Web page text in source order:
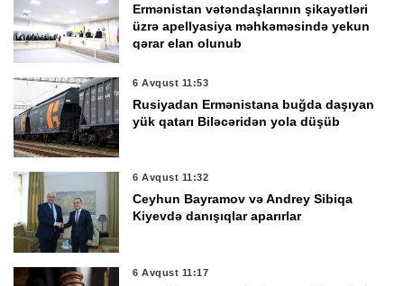
Ermənistan vətəndaşlarının şikayətləri
üzrə apellyasiya məhkəməsində yekun
qərar elan olunub
6 Avqust 11:53
Rusiyadan Ermənistana buğda daşıyan
yük qatarı Biləcəridən yola düşüb
6 Avqust 11:32
Ceyhun Bayramov və Andrey Sibiqa
Kiyevdə danışıqlar aparırlar
6 Avqust 11:17